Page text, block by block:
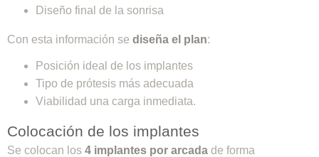
Diseño final de la sonrisa
Con esta información se diseña el plan:
Posición ideal de los implantes
Tipo de prótesis más adecuada
Viabilidad una carga inmediata.
Colocación de los implantes
Se colocan los 4 implantes por arcada de forma